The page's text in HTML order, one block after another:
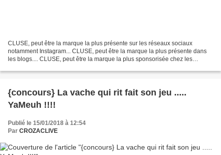
CLUSE, peut être la marque la plus présente sur les réseaux sociaux
notamment Instagram... CLUSE, peut être la marque la plus présente dans
les blogs.... CLUSE, peut être la marque la plus sponsorisée chez les
{concours} La vache qui rit fait son jeu .....
YaMeuh !!!!
Publié le 15/01/2018 à 12:54
Par CROZACLIVE